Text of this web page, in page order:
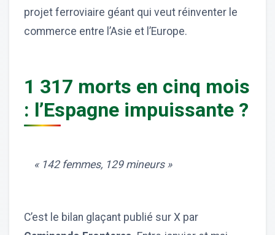
projet ferroviaire géant qui veut réinventer le
commerce entre l’Asie et l’Europe.
1 317 morts en cinq mois
: l’Espagne impuissante ?
« 142 femmes, 129 mineurs »
C’est le bilan glaçant publié sur X par